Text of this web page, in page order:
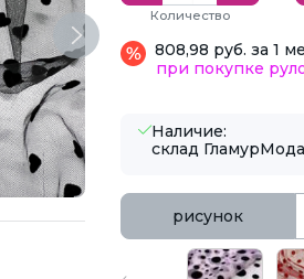
Next
Количество
808,98 руб. за 1
при покупке
Наличие:
склад ГламурМода
рисунок